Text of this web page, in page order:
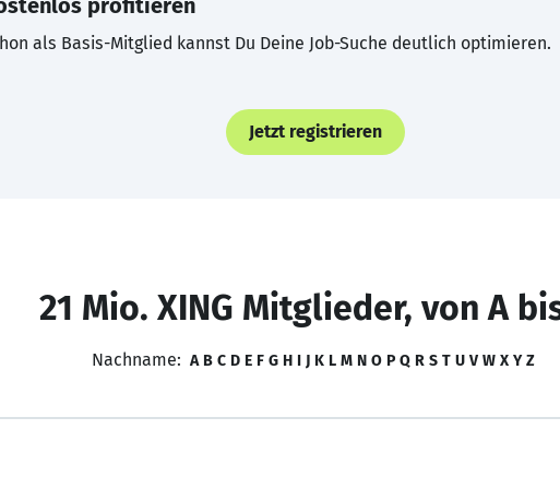
profitieren
als Basis-Mitglied kannst Du Deine Job-Suche deutlich optimieren.
Jetzt registrieren
21 Mio. XING Mitglieder, von A
Nachname: A B C D E F G H I J K L M N O P Q R S T U V W X Y Z